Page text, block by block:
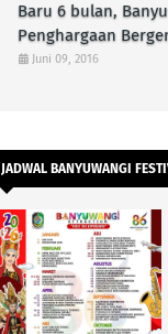
Baru 6 bulan,
Penghargaan
2016Juni 09, 2016
JADWAL BANYUWANGI